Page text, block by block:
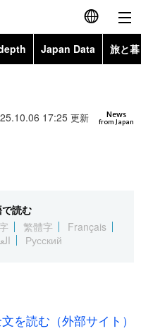
English
繁體字
العربية
Japan Data 旅と
Images
お知らせ
News
from Japan
17:25 更新
読む
繁體字
Français
Русский
を読む（外部サイト）